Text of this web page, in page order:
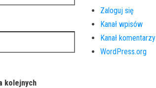
kolejnych
Zaloguj się
Kanał wpisów
Kanał komentarzy
WordPress.org